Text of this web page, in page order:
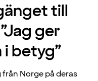
till
ger
betyg”
Norge på deras